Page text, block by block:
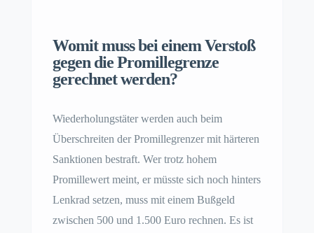
Womit muss bei einem Verstoß
gegen die Promillegrenze
gerechnet werden?
Wiederholungstäter werden auch beim
Überschreiten der Promillegrenzer mit härteren
Sanktionen bestraft. Wer trotz hohem
Promillewert meint, er müsste sich noch hinters
Lenkrad setzen, muss mit einem Bußgeld
zwischen 500 und 1.500 Euro rechnen. Es ist